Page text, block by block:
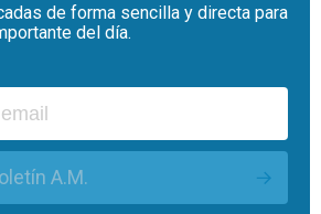
de forma sencilla y directa para
del día.
A.M.